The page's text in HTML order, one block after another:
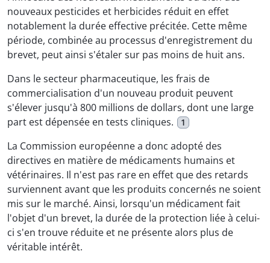
nouveaux pesticides et herbicides réduit en effet
notablement la durée effective précitée. Cette même
période, combinée au processus d'enregistrement du
brevet, peut ainsi s'étaler sur pas moins de huit ans.
Dans le secteur pharmaceutique, les frais de
commercialisation d'un nouveau produit peuvent
s'élever jusqu'à 800 millions de dollars, dont une large
part est dépensée en tests cliniques.
1
La Commission européenne a donc adopté des
directives en matière de médicaments humains et
vétérinaires. Il n'est pas rare en effet que des retards
surviennent avant que les produits concernés ne soient
mis sur le marché. Ainsi, lorsqu'un médicament fait
l'objet d'un brevet, la durée de la protection liée à celui-
ci s'en trouve réduite et ne présente alors plus de
véritable intérêt.